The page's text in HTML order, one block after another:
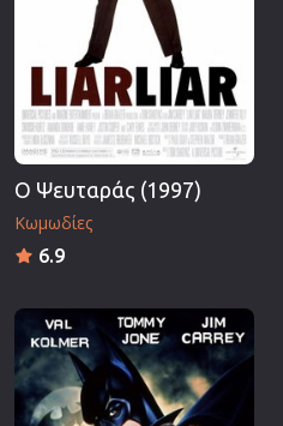
Ο Ψευταράς (1997)
Κωμωδίες
6.9